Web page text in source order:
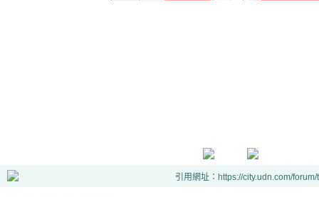
引用網址：https://city.udn.com/